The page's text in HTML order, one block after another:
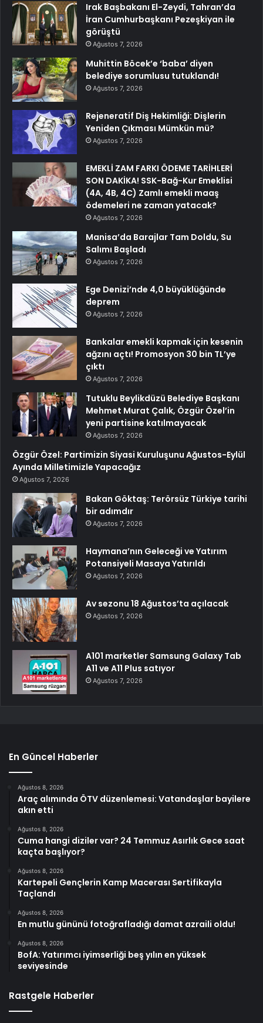
Irak Başbakanı El-Zeydi, Tahran’da
İran Cumhurbaşkanı Pezeşkiyan ile
görüştü
Ağustos 7, 2026
Muhittin Böcek’e ‘baba’ diyen
belediye sorumlusu tutuklandı!
Ağustos 7, 2026
Rejeneratif Diş Hekimliği: Dişlerin
Yeniden Çıkması Mümkün mü?
Ağustos 7, 2026
EMEKLİ ZAM FARKI ÖDEME TARİHLERİ
SON DAKİKA! SSK-Bağ-Kur Emeklisi
(4A, 4B, 4C) Zamlı emekli maaş
ödemeleri ne zaman yatacak?
Ağustos 7, 2026
Manisa’da Barajlar Tam Doldu, Su
Salımı Başladı
Ağustos 7, 2026
Ege Denizi’nde 4,0 büyüklüğünde
deprem
Ağustos 7, 2026
Bankalar emekli kapmak için kesenin
ağzını açtı! Promosyon 30 bin TL’ye
çıktı
Ağustos 7, 2026
Tutuklu Beylikdüzü Belediye Başkanı
Mehmet Murat Çalık, Özgür Özel’in
yeni partisine katılmayacak
Ağustos 7, 2026
Özgür Özel: Partimizin Siyasi Kuruluşunu Ağustos-Eylül
Ayında Milletimizle Yapacağız
Ağustos 7, 2026
Bakan Göktaş: Terörsüz Türkiye tarihi
bir adımdır
Ağustos 7, 2026
Haymana’nın Geleceği ve Yatırım
Potansiyeli Masaya Yatırıldı
Ağustos 7, 2026
Av sezonu 18 Ağustos’ta açılacak
Ağustos 7, 2026
A101 marketler Samsung Galaxy Tab
A11 ve A11 Plus satıyor
Ağustos 7, 2026
En Güncel Haberler
Ağustos 8, 2026
Araç alımında ÖTV düzenlemesi: Vatandaşlar bayilere
akın etti
Ağustos 8, 2026
Cuma hangi diziler var? 24 Temmuz Asırlık Gece saat
kaçta başlıyor?
Ağustos 8, 2026
Kartepeli Gençlerin Kamp Macerası Sertifikayla
Taçlandı
Ağustos 8, 2026
En mutlu gününü fotoğrafladığı damat azraili oldu!
Ağustos 8, 2026
BofA: Yatırımcı iyimserliği beş yılın en yüksek
seviyesinde
Rastgele Haberler